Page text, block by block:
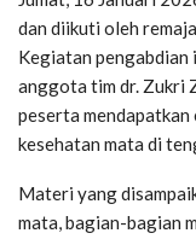
dan diikuti oleh
Kegiatan pengabdian
anggota tim dr. Zukri
peserta
kesehatan mata di
Materi yang
mata, bagian-bagian